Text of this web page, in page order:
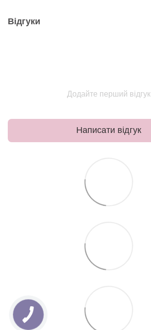
Відгуки
Додайте перший відгук
Написати відгук